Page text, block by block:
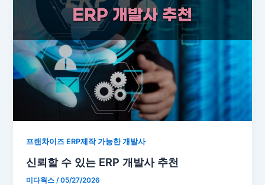
프랜차이즈 ERP제작 가능한 개발사
신뢰할 수 있는 ERP 개발사 추천
미다웍스 /05/27/2026